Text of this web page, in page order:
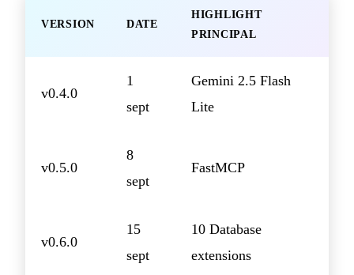
VERSION DATE
HIGHLIGHT
PRINCIPAL
v0.4.0
1
sept
Gemini 2.5 Flash
Lite
v0.5.0
8
sept
FastMCP
v0.6.0
15
sept
10 Database
extensions